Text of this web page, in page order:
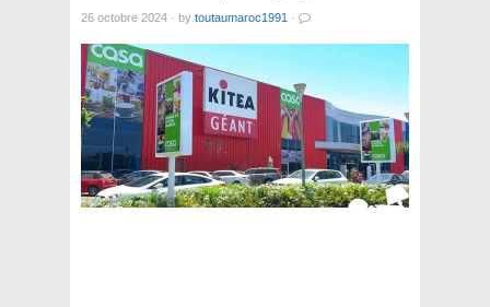
26 octobre 2024 · by toutaumaroc1991 ·